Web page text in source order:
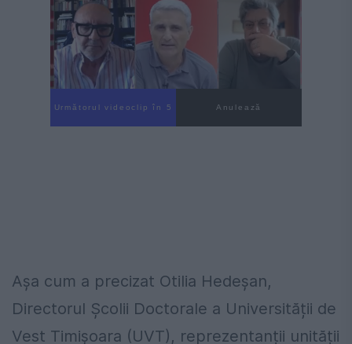
Următorul videoclip în 3 Anulează
Așa cum a precizat Otilia Hedeșan,
Directorul Școlii Doctorale a Universității de
Vest Timișoara (UVT), reprezentanții unității